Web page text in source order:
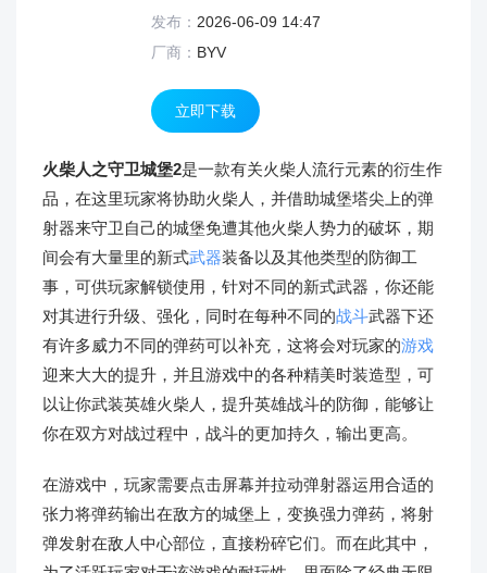
发布： 2026-06-09 14:47
厂商： BYV
立即下载
火柴人之守卫城堡2是一款有关火柴人流行元素的衍生作
品，在这里玩家将协助火柴人，并借助城堡塔尖上的弹
射器来守卫自己的城堡免遭其他火柴人势力的破坏，期
间会有大量里的新式武器装备以及其他类型的防御工
事，可供玩家解锁使用，针对不同的新式武器，你还能
对其进行升级、强化，同时在每种不同的战斗武器下还
有许多威力不同的弹药可以补充，这将会对玩家的游戏
迎来大大的提升，并且游戏中的各种精美时装造型，可
以让你武装英雄火柴人，提升英雄战斗的防御，能够让
你在双方对战过程中，战斗的更加持久，输出更高。
在游戏中，玩家需要点击屏幕并拉动弹射器运用合适的
张力将弹药输出在敌方的城堡上，变换强力弹药，将射
弹发射在敌人中心部位，直接粉碎它们。而在此其中，